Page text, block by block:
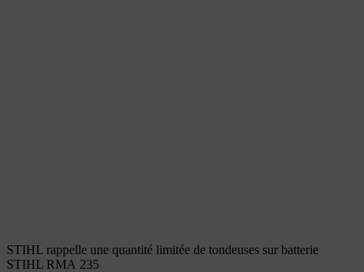
STIHL rappelle une quantité limitée de tondeuses sur batterie
STIHL RMA 235